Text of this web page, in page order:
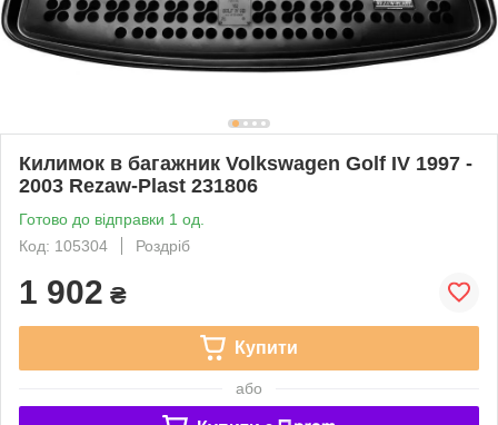
Килимок в багажник Volkswagen Golf IV 1997 -
2003 Rezaw-Plast 231806
Готово до відправки 1 од.
Код: 105304
Роздріб
1 902 ₴
Купити
або